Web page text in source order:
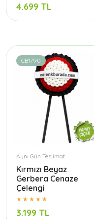
4.699 TL
CB1790
Aynı Gün Teslimat
Kırmızı Beyaz
Gerbera Cenaze
Çelengi
3.199 TL